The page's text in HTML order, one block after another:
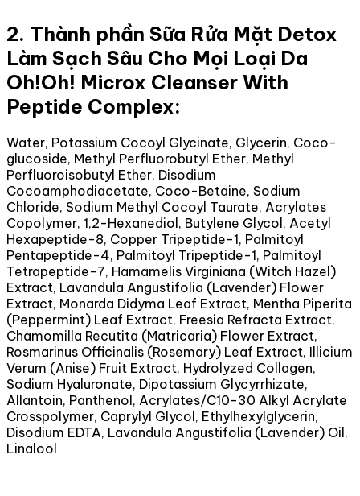
2. Thành phần Sữa Rửa Mặt Detox
Làm Sạch Sâu Cho Mọi Loại Da
Oh!Oh! Microx Cleanser With
Peptide Complex:
Water, Potassium Cocoyl Glycinate, Glycerin, Coco-
glucoside, Methyl Perfluorobutyl Ether, Methyl
Perfluoroisobutyl Ether, Disodium
Cocoamphodiacetate, Coco-Betaine, Sodium
Chloride, Sodium Methyl Cocoyl Taurate, Acrylates
Copolymer, 1,2-Hexanediol, Butylene Glycol, Acetyl
Hexapeptide-8, Copper Tripeptide-1, Palmitoyl
Pentapeptide-4, Palmitoyl Tripeptide-1, Palmitoyl
Tetrapeptide-7, Hamamelis Virginiana (Witch Hazel)
Extract, Lavandula Angustifolia (Lavender) Flower
Extract, Monarda Didyma Leaf Extract, Mentha Piperita
(Peppermint) Leaf Extract, Freesia Refracta Extract,
Chamomilla Recutita (Matricaria) Flower Extract,
Rosmarinus Officinalis (Rosemary) Leaf Extract, Illicium
Verum (Anise) Fruit Extract, Hydrolyzed Collagen,
Sodium Hyaluronate, Dipotassium Glycyrrhizate,
Allantoin, Panthenol, Acrylates/C10-30 Alkyl Acrylate
Crosspolymer, Caprylyl Glycol, Ethylhexylglycerin,
Disodium EDTA, Lavandula Angustifolia (Lavender) Oil,
Linalool